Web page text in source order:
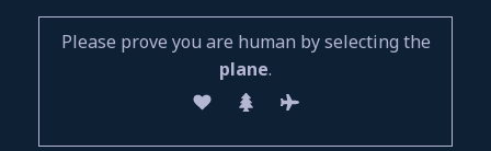
Please prove you are human by selecting the
plane.